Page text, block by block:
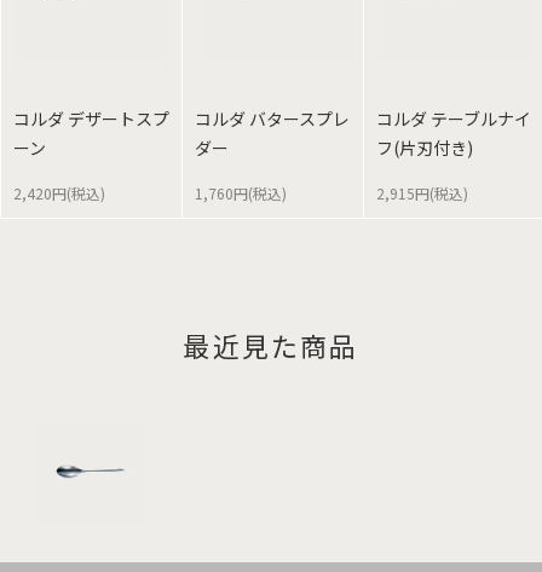
コルダ デザートスプ
ーン
2,420円(税込)
コルダ バタースプレ
ダー
1,760円(税込)
コルダ テーブルナイ
フ(片刃付き)
2,915円(税込)
最近見た商品